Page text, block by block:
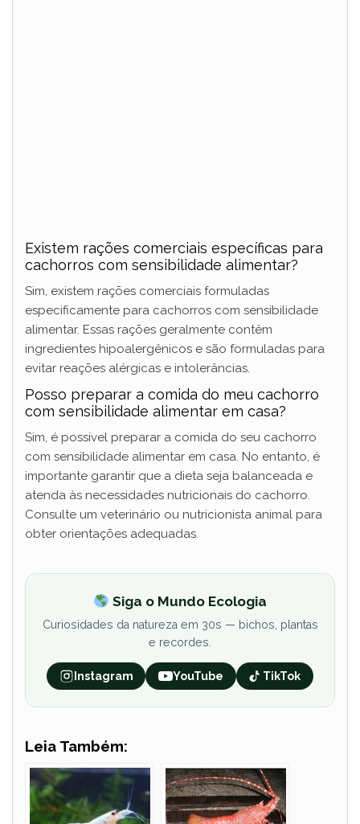
Existem rações comerciais específicas para
cachorros com sensibilidade alimentar?
Sim, existem rações comerciais formuladas
especificamente para cachorros com sensibilidade
alimentar. Essas rações geralmente contêm
ingredientes hipoalergênicos e são formuladas para
evitar reações alérgicas e intolerâncias.
Posso preparar a comida do meu cachorro
com sensibilidade alimentar em casa?
Sim, é possível preparar a comida do seu cachorro
com sensibilidade alimentar em casa. No entanto, é
importante garantir que a dieta seja balanceada e
atenda às necessidades nutricionais do cachorro.
Consulte um veterinário ou nutricionista animal para
obter orientações adequadas.
Siga o Mundo Ecologia
Curiosidades da natureza em 30s — bichos, plantas
e recordes.
Instagram YouTube TikTok
Leia Também: